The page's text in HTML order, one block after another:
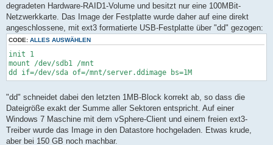
degradeten Hardware-RAID1-Volume und besitzt nur eine 100MBit-
Netzwerkkarte. Das Image der Festplatte wurde daher auf eine direkt
angeschlossene, mit ext3 formatierte USB-Festplatte über "dd" gezogen:
CODE: ALLES AUSWÄHLEN
init 1
mount /dev/sdb1 /mnt
dd if=/dev/sda of=/mnt/server.ddimage bs=1M
"dd" schneidet dabei den letzten 1MB-Block korrekt ab, so dass die
Dateigröße exakt der Summe aller Sektoren entspricht. Auf einer
Windows 7 Maschine mit dem vSphere-Client und einem freien ext3-
Treiber wurde das Image in den Datastore hochgeladen. Etwas krude,
aber bei 150 GB noch machbar.